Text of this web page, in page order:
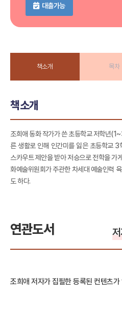
대출가능
책소개 목차
책소개
조희애 동화 작가가 쓴 초등학교 저학년
른 생활로 인해 인간미를 잃은 초등학교 3
스카우트 제안을 받아 저승으로 전학을 가
화예술위원회가 주관한 차세대 예술인력
도 하다.
연관도서
조희애 저자가 집필한 등록된 컨텐츠가